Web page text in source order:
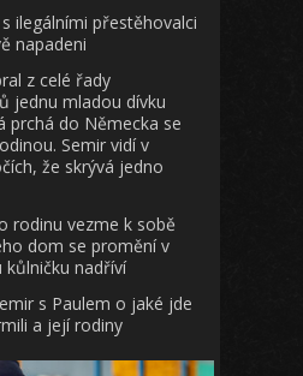
ilegálními přestěhovalci
napadeni
z celé řady
jednu mladou dívku
prchá do Německa se
Semir vidí v
že skrývá jedno
rodinu vezme k sobě
dom se promění v
kůlničku nadříví
s Paulem o jaké jde
a její rodiny